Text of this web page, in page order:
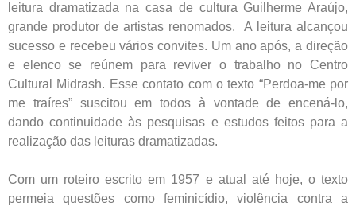
leitura dramatizada na casa de cultura Guilherme Araújo,
grande produtor de artistas renomados. A leitura alcançou
sucesso e recebeu vários convites. Um ano após, a direção
e elenco se reúnem para reviver o trabalho no Centro
Cultural Midrash. Esse contato com o texto “Perdoa-me por
me traíres” suscitou em todos à vontade de encená-lo,
dando continuidade às pesquisas e estudos feitos para a
realização das leituras dramatizadas.
Com um roteiro escrito em 1957 e atual até hoje, o texto
permeia questões como feminicídio, violência contra a